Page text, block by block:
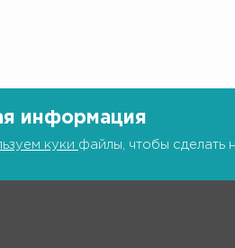
информация
куки файлы, чтобы сделать